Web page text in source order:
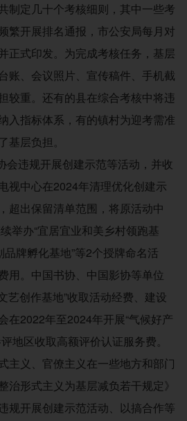
制定几十个考核细则，其中一些考
繁开展排名通报，市公安局每月对
正式印发。为完成考核任务，基层
账、会议照片、宣传稿件、手机截
较重。还有的县在综合考核中将违
入指标体系，有的镇村为迎考需准
基层负担。
会违规开展创建示范等活动，并收
视中心在2024年清理优化创建示
超出保留清单范围，将原活动中
续举办“宜居宜业和美乡村领跑基
品牌孵化基地”等2个授牌命名活
用。中国书协、中国影协等单位
艺创作基地”收取活动经费、建设
在2022年至2024年开展“气候好产
地区收取高额评价认证服务费。
主义、官僚主义在一些地方和部门
治形式主义为基层减负若干规定》
规开展创建示范活动、以搞合作等